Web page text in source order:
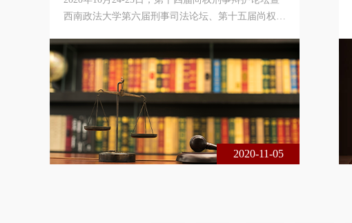
西南政法大学第六届刑事司法论坛、第十五届尚权青
国家法律援助研究院与北京市尚权律师事务所联合主
办。论坛的主题是中国刑事诉讼法制四十年：回顾与
展望。本届论坛采用线下、线上相结合的方式进行，
共200余名专家学者、法律实务界人士出席了本届论
坛，在线实时收看达1 6万余人次。
2020-11-05